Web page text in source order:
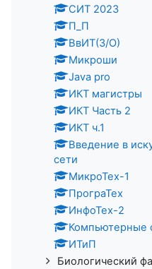
СИТ 2023
П_П
ВвИТ(З/О)
Микроши
Java pro
ИКТ магистры
ИКТ Часть 2
ИКТ ч.1
Введение в
сети
МикроТех-1
ПрограТех
ИнфоТех-2
Компьютерные
ИТиП
Биологический